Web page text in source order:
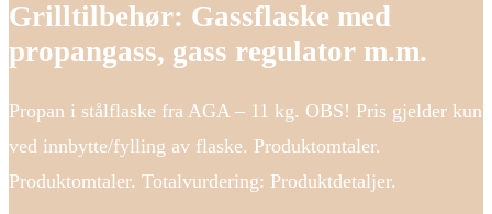
Grilltilbehør: Gassflaske med
propangass, gass regulator m.m.
Propan i stålflaske fra AGA – 11 kg. OBS! Pris gjelder kun
ved innbytte/fylling av flaske. Produktomtaler.
Produktomtaler. Totalvurdering: Produktdetaljer.